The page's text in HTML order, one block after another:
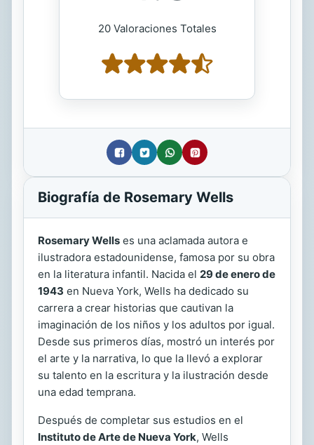
20 Valoraciones Totales
Biografía de Rosemary Wells
Rosemary Wells es una aclamada autora e
ilustradora estadounidense, famosa por su obra
en la literatura infantil. Nacida el 29 de enero de
1943 en Nueva York, Wells ha dedicado su
carrera a crear historias que cautivan la
imaginación de los niños y los adultos por igual.
Desde sus primeros días, mostró un interés por
el arte y la narrativa, lo que la llevó a explorar
su talento en la escritura y la ilustración desde
una edad temprana.
Después de completar sus estudios en el
Instituto de Arte de Nueva York, Wells